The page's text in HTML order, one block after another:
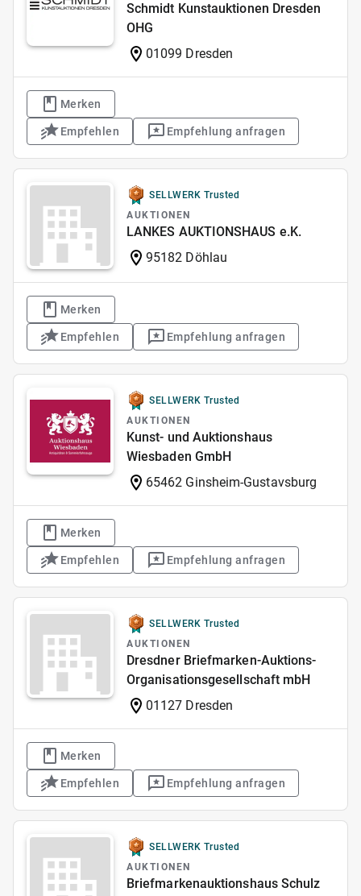
Schmidt Kunstauktionen Dresden
OHG
01099 Dresden
Merken
Empfehlen Empfehlung anfragen
SELLWERK Trusted
AUKTIONEN
LANKES AUKTIONSHAUS e.K.
95182 Döhlau
Merken
Empfehlen Empfehlung anfragen
SELLWERK Trusted
AUKTIONEN
Kunst- und Auktionshaus
Wiesbaden GmbH
65462 Ginsheim-Gustavsburg
Merken
Empfehlen Empfehlung anfragen
SELLWERK Trusted
AUKTIONEN
Dresdner Briefmarken-Auktions-
Organisationsgesellschaft mbH
01127 Dresden
Merken
Empfehlen Empfehlung anfragen
SELLWERK Trusted
AUKTIONEN
Briefmarkenauktionshaus Schulz